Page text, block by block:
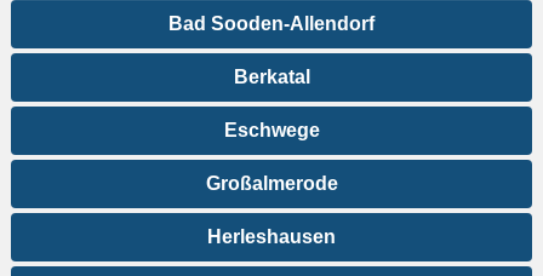
Bad Sooden-Allendorf
Berkatal
Eschwege
Großalmerode
Herleshausen